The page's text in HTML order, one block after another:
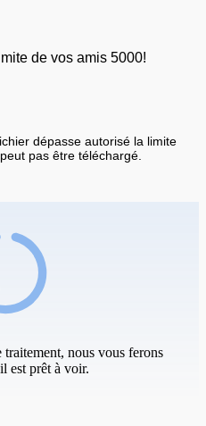
de vos amis 5000!
dépasse autorisé la limite
pas être téléchargé.
nous vous ferons
est prêt à voir.